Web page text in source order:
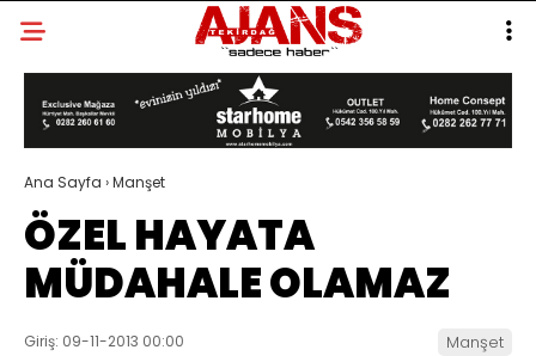
Ana Sayfa ›Manşet
ÖZEL HAYATA
MÜDAHALE OLAMAZ
Giriş: 09-11-2013 00:00 Manşet